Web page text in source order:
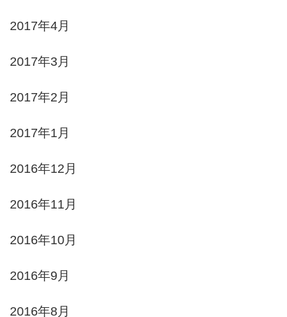
2017年4月
2017年3月
2017年2月
2017年1月
2016年12月
2016年11月
2016年10月
2016年9月
2016年8月